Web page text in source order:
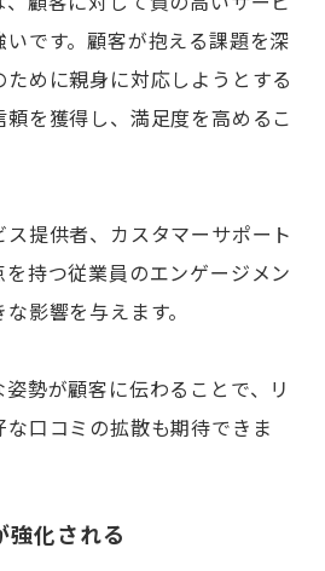
です。顧客が抱える課題を深
めに親身に対応しようとする
を獲得し、満足度を高めるこ
提供者、カスタマーサポート
持つ従業員のエンゲージメン
影響を与えます。
勢が顧客に伝わることで、リ
口コミの拡散も期待できま
強化される